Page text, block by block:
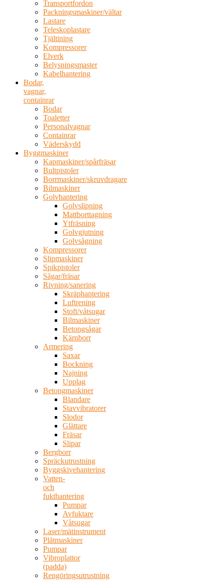
Transportfordon
Packningsmaskiner/vältar
Lastare
Teleskoplastare
Tjältining
Kompressorer
Elverk
Belysningsmaster
Kabelhantering
Bodar,
vagnar,
containrar
Bodar
Toaletter
Personalvagnar
Containrar
Väderskydd
Byggmaskiner
Kapmaskiner/spårfräsar
Bultpistoler
Borrmaskiner/skruvdragare
Bilmaskiner
Golvhantering
Golvslipning
Mattborttagning
Ytfräsning
Golvgjutning
Golvsågning
Kompressorer
Slipmaskiner
Spikpistoler
Sågar/fräsar
Rivning/sanering
Skräphantering
Luftrening
Stoft/våtsugar
Bilmaskiner
Betongsågar
Kärnborr
Armering
Saxar
Bockning
Najning
Upplag
Betongmaskiner
Blandare
Stavvibratorer
Slodor
Glättare
Fräsar
Slipar
Bergborr
Spräckutrustning
Byggskivehantering
Vatten-
och
fukthantering
Pumpar
Avfuktare
Våtsugar
Laser/mätinstrument
Plåtmaskiner
Pumpar
Vibroplattor
(padda)
Rengöringsutrustning